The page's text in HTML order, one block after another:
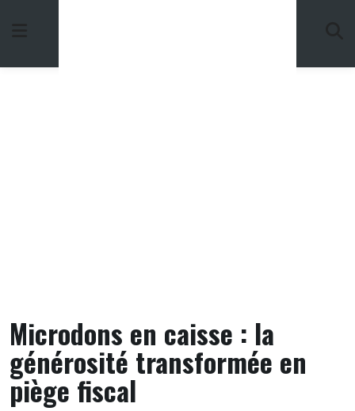
Microdons en caisse : la
générosité transformée en
piège fiscal